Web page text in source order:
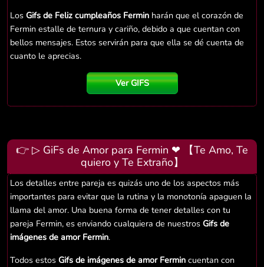
Los Gifs de Feliz cumpleaños Fermin harán que el corazón de
Fermin estalle de ternura y cariño, debido a que cuentan con
bellos mensajes. Estos servirán para que ella se dé cuenta de
cuanto le aprecias.
Ver GIFS
👉 ▷ GiFs de Amor para Fermin ❤ 【Te Amo, Te
quiero y Te Extraño】
Los detalles entre pareja es quizás uno de los aspectos más
importantes para evitar que la rutina y la monotonía apaguen la
llama del amor. Una buena forma de tener detalles con tu
pareja Fermin, es enviando cualquiera de nuestros Gifs de
imágenes de amor Fermin.
Todos estos Gifs de imágenes de amor Fermin cuentan con